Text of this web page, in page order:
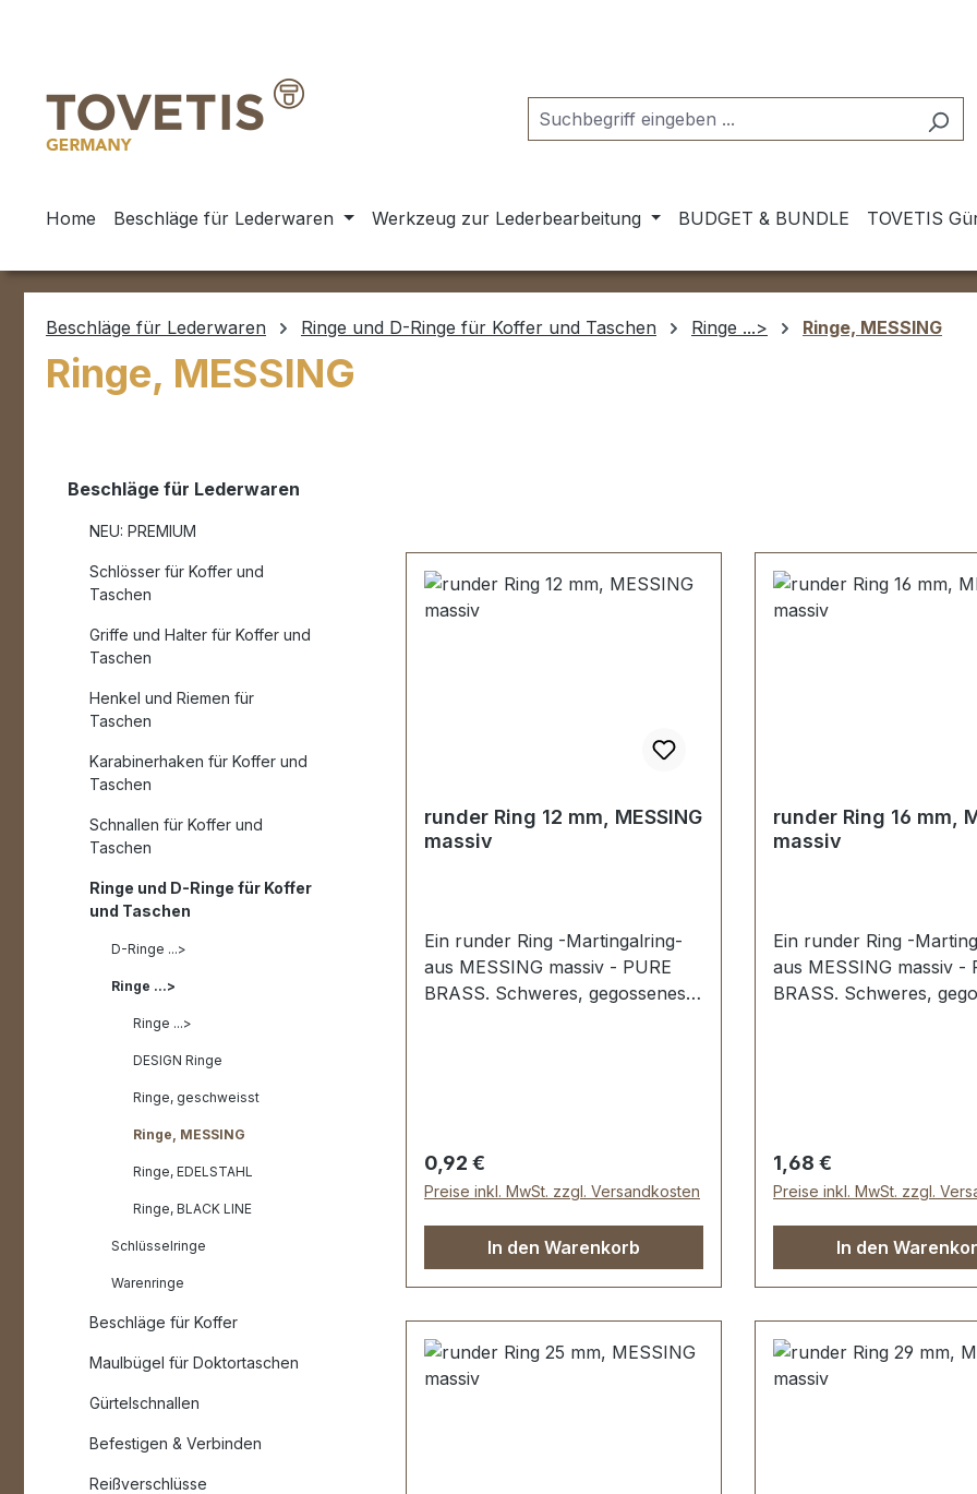
Home Beschläge für Lederwaren Werkzeug zur Lederbearbeitung BUDGET & BUNDLE TOVETIS
Beschläge für Lederwaren Ringe und D-Ringe für Koffer und Taschen Ringe ...> Ringe, MESSING
Ringe, MESSING
Beschläge für Lederwaren
NEU: PREMIUM
Schlösser für Koffer und
Taschen
Griffe und Halter für Koffer und
Taschen
Henkel und Riemen für
Taschen
Karabinerhaken für Koffer und
Taschen
Schnallen für Koffer und
Taschen
Ringe und D-Ringe für Koffer
und Taschen
D-Ringe ...>
Ringe ...>
Ringe ...>
DESIGN Ringe
Ringe, geschweisst
Ringe, MESSING
Ringe, EDELSTAHL
Ringe, BLACK LINE
Schlüsselringe
Warenringe
Beschläge für Koffer
Maulbügel für Doktortaschen
Gürtelschnallen
Befestigen & Verbinden
Reißverschlüsse
runder Ring 12 mm, MESSING
massiv
Ein runder Ring -Martingalring-
aus MESSING massiv - PURE
BRASS. Schweres, gegossenes
mm, Materialstärke: 3,5 mm.
Lieferumfang: 1 Stück Ring
Regulärer Preis:
0,92 €
Preise inkl. MwSt. zzgl. Versandkosten
In den Warenkorb
runder Ring 16 mm,
massiv
Ein runder Ring -
aus MESSING massiv -
BRASS. Schweres,
mm, Materialstärke: 4,0
Lieferumfang: 1 Stück
Regulärer Preis:
1,68 €
Preise inkl. MwSt. zzgl.
In den